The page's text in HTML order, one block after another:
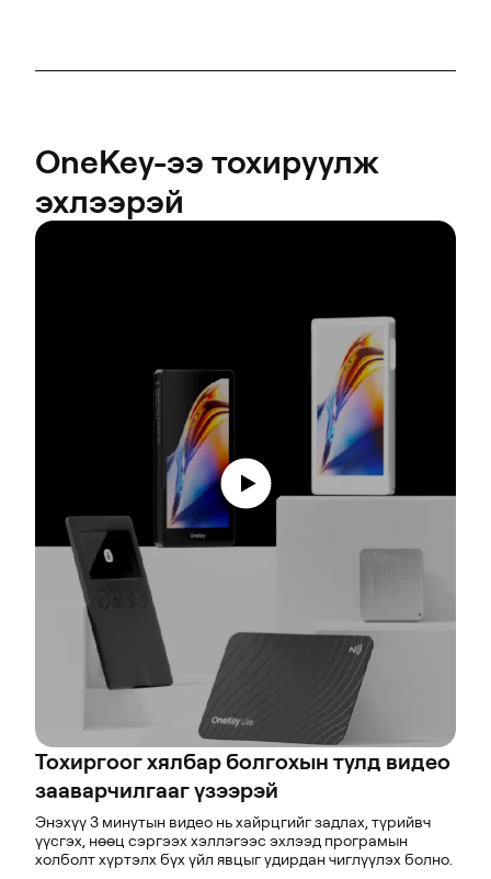
OneKey-ээ тохируулж
эхлээрэй
Тохиргоог хялбар болгохын тулд видео
зааварчилгааг үзээрэй
Энэхүү 3 минутын видео нь хайрцгийг задлах, түрийвч
үүсгэх, нөөц сэргээх хэллэгээс эхлээд програмын
холболт хүртэлх бүх үйл явцыг удирдан чиглүүлэх болно.